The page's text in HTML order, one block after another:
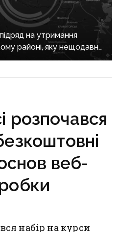
на утримання
районі, яку нещодавно
розпочався
веб-
набір на курси